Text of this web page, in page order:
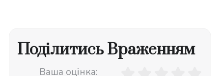
Поділитись Враженням
Ваша оцінка: